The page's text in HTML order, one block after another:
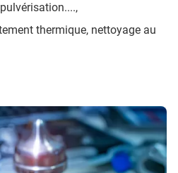
thermique, nettoyage au